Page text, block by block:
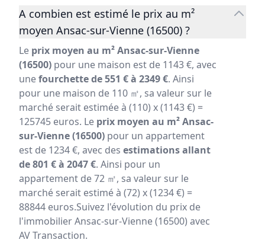
A combien est estimé le prix au m²
moyen Ansac-sur-Vienne (16500) ?
Le prix moyen au m² Ansac-sur-Vienne
(16500) pour une maison est de 1143 €, avec
unefourchette de 551 € à 2349 €. Ainsi
pour une maison de 110 ㎡, sa valeur sur le
marché serait estimée à (110) x (1143 €) =
125745 euros. Le prix moyen au m² Ansac-
sur-Vienne (16500) pour un appartement
est de 1234 €, avec des estimations allant
de 801 € à 2047 €. Ainsi pour un
appartement de 72 ㎡, sa valeur sur le
marché serait estimé à (72) x (1234 €) =
88844 euros.Suivez l'évolution du prix de
l'immobilier Ansac-sur-Vienne (16500) avec
AV Transaction.